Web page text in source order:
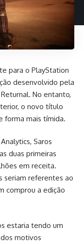
para o PlayStation
desenvolvido pela
No entanto,
o novo título
forma mais tímida.
, Saros
duas primeiras
em receita.
seriam referentes ao
comprou a edição
estaria tendo um
motivos